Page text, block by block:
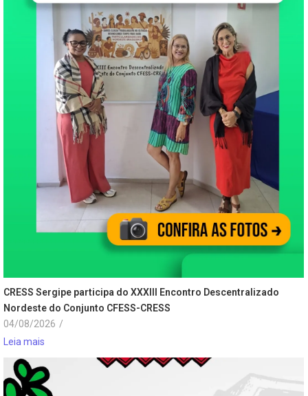
CRESS Sergipe participa do XXXIII Encontro Descentralizado
Nordeste do Conjunto CFESS-CRESS
04/08/2026 /
Leia mais